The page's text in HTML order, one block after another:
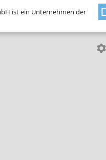
ist ein Unternehmen der